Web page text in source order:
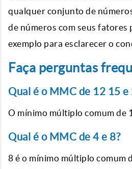
qualquer conjunto de
de números com seus fatores
exemplo para esclarecer o
Faça perguntas
Qual é o MMC de 12 15 e
O mínimo múltiplo comum de
Qual é o MMC de 4 e 8?
8 é o mínimo múltiplo comum